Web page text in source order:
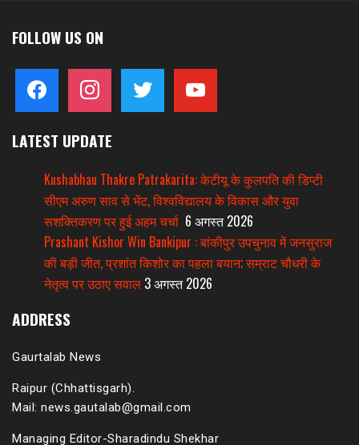
FOLLOW US ON
facebook instagram twitter youtube
LATEST UPDATE
Kushabhau Thakre Patrakarita: केटीयू के कुलपति की डिप्टी
सीएम अरुण साव से भेंट, विश्वविद्यालय के विकास और युवा
सशक्तिकरण पर हुई अहम चर्चा 6 अगस्त 2026
Prashant Kishor Win Bankipur : बांकीपुर उपचुनाव में जनसुराज
की बड़ी जीत, प्रशांत किशोर का पहला बयान; सम्राट चौधरी के
नेतृत्व पर उठाए सवाल 3 अगस्त 2026
ADDRESS
Gaurtalab News
Raipur (Chhattisgarh).
Mail: news.gautalab@gmail.com
Managing Editor-Sharadindu Shekhar